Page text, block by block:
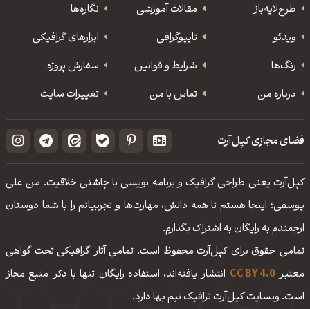
طرح‌لایه‌باز
مقالات آموزشی
نگاره‌ها
ویدئو
‌تایپوگرافی
ابزارهای گرافیکی
رنگ‌ها
شرایط و قوانین
سفارش پروژه
درباره من
تماس با من تغییرات سایت
فضای مجازی کپل‌آرت
کپل‌آرت یعنی طراحی گرافیک و برنامه نویسی با چاشنی خلاقیت. من علی
یوسفی؛ اینجا هستم تا همه دانش، مهارت‌‌ها و تجربیاتم را با شما دوستان
ارجمندم به رایگان به اشتراک بگذارم.
تمامی حقوق برای کپل‌آرت محفوظ است. تمامی آثار گرافیکی تحت گواهی
معتبرCC BY 4.0 انتشار یافته‌اند، استفاده رایگان تنها با ذکر منبع مجاز
است. وبسایت کپل‌آرت ترافیک نیم بها دارد.